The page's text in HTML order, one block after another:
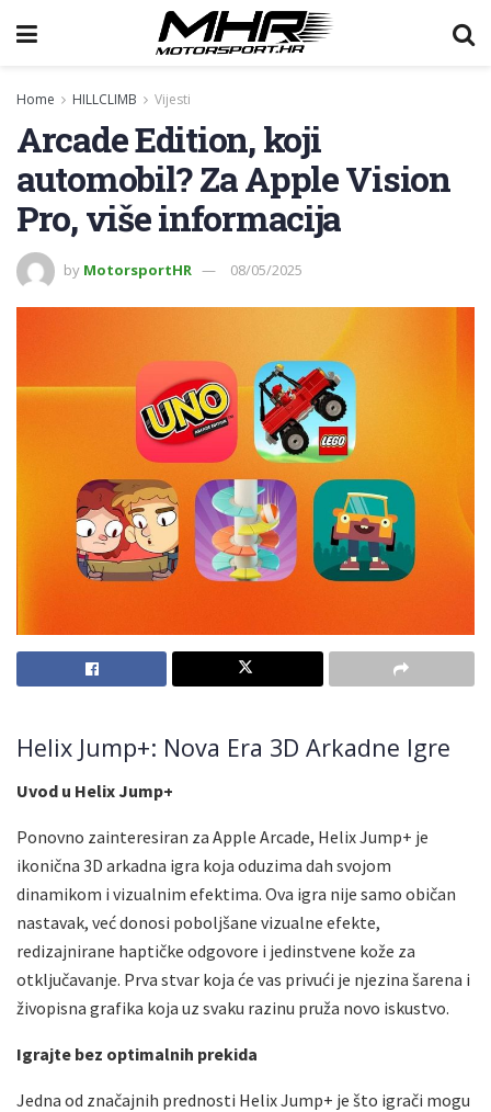
Home HILLCLIMB Vijesti
Arcade Edition, koji
automobil? Za Apple Vision
Pro, više informacija
by MotorsportHR 08/05/2025
Helix Jump+: Nova Era 3D Arkadne Igre
Uvod u Helix Jump+
Ponovno zainteresiran za Apple Arcade, Helix Jump+ je
ikonična 3D arkadna igra koja oduzima dah svojom
dinamikom i vizualnim efektima. Ova igra nije samo običan
nastavak, već donosi poboljšane vizualne efekte,
redizajnirane haptičke odgovore i jedinstvene kože za
otključavanje. Prva stvar koja će vas privući je njezina šarena i
živopisna grafika koja uz svaku razinu pruža novo iskustvo.
Igrajte bez optimalnih prekida
Jedna od značajnih prednosti Helix Jump+ je što igrači mogu